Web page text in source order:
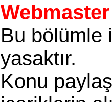
Bu bölümle
yasaktır.
Konu